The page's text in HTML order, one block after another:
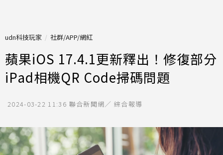
udn科技玩家 社群/APP/網紅
蘋果iOS 17.4.1更新釋出！修復部分
iPad相機QR Code掃碼問題
2024-03-22 11:36 聯合新聞網／ 綜合報導